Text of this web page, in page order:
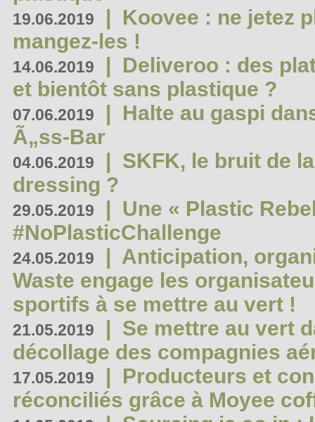
19.06.2019 | Koovee : ne jetez
mangez-les !
14.06.2019 | Deliveroo : des
et bientôt sans plastique ?
07.06.2019 | Halte au gaspi
Ã„ss-Bar
04.06.2019 | SKFK, le bruit de
dressing ?
29.05.2019 | Une « Plastic
#NoPlasticChallenge
24.05.2019 | Anticipation,
Waste engage les
sportifs à se mettre au vert !
21.05.2019 | Se mettre au vert
décollage des compagnies
17.05.2019 | Producteurs et
réconciliés grâce à Moyee